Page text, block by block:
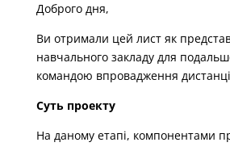
Доброго дня,
Ви отримали цей лист як
навчального закладу для
командою впровадження
Суть проекту
На даному етапі, компонентами